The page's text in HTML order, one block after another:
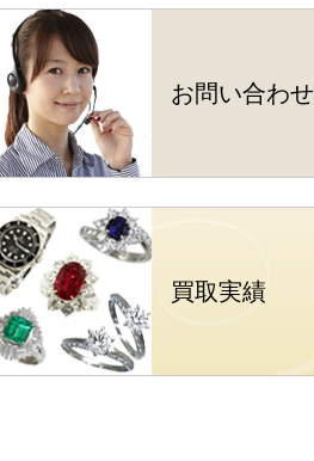
お問い合わせ
買取実績